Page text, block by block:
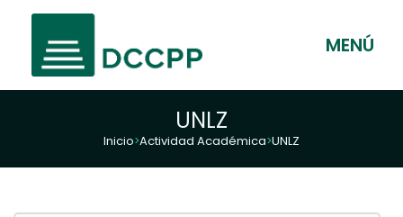
MENÚ
UNLZ
Inicio>Actividad Académica>UNLZ